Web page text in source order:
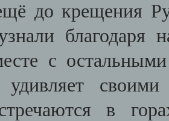
до крещения
благодаря
с
удивляет
в